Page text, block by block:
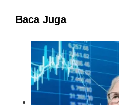
Baca Juga